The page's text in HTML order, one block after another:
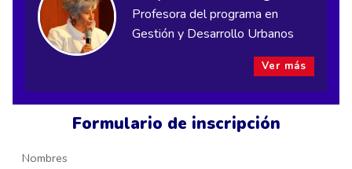
Formulario de inscripción
Nombres
Profesora del programa en
Gestión y Desarrollo Urbanos
Ver más